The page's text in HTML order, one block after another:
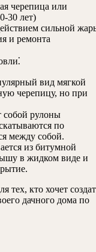
черепица или
30 лет)
сильной
и ремонта
вид мягкой
черепицу, но при
собой рулоны
по
между собой.
из битумной
в жидком виде и
тех, кто хочет
дачного дома по